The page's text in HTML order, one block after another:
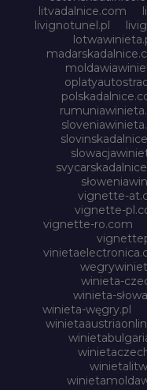
litvadalnice.com
livignotunel.pl
vignette-
vignette-
vignette-ro.com
winieta-
winieta-
winieta-węgry.pl